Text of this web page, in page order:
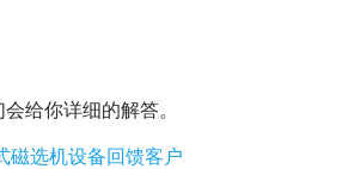
给你详细的解答。
磁选机设备回馈客户